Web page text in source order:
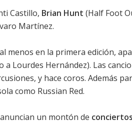
Castillo, Brian Hunt (Half Foot
Martínez.
menos en la primera edición,
Lourdes Hernández). Las
y hace coros. Además
como Russian Red.
un montón de conciertos